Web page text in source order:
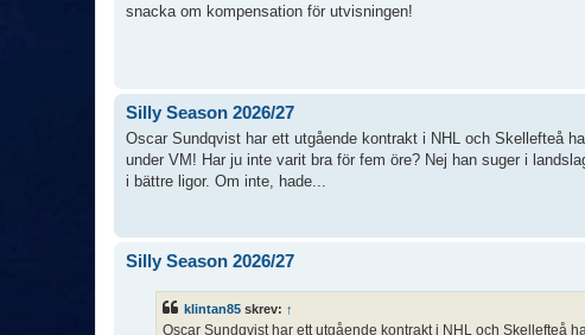
snacka om kompensation för utvisningen!
Silly Season 2026/27
Oscar Sundqvist har ett utgående kontrakt i NHL och Skellefteå
under VM! Har ju inte varit bra för fem öre? Nej han suger i
i bättre ligor. Om inte, hade...
Silly Season 2026/27
klintan85 skrev: ↑
Oscar Sundqvist har ett utgående kontrakt i NHL och Skellefteå